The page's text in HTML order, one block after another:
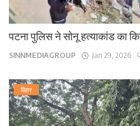
पटना पुलिस ने सोनू हत्याकांड का
SINNMEDIAGROUP Jan 29, 2026
बिहार